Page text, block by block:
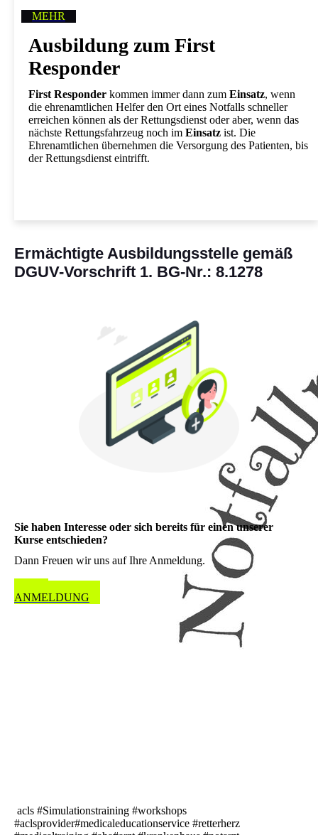
MEHR
Ausbildung zum First
Responder
First Responder kommen immer dann zum Einsatz, wenn
die ehrenamtlichen Helfer den Ort eines Notfalls schneller
erreichen können als der Rettungsdienst oder aber, wenn das
nächste Rettungsfahrzeug noch im Einsatz ist. Die
Ehrenamtlichen übernehmen die Versorgung des Patienten, bis
der Rettungsdienst eintrifft.
Ermächtigte Ausbildungsstelle gemäß
DGUV-Vorschrift 1. BG-Nr.: 8.1278
Sie haben Interesse oder sich bereits für einen unserer
Kurse entschieden?
Dann Freuen wir uns auf Ihre Anmeldung.
ANMELDUNG
acls #Simulationstraining #workshops
#aclsprovider#medicaleducationservice #retterherz